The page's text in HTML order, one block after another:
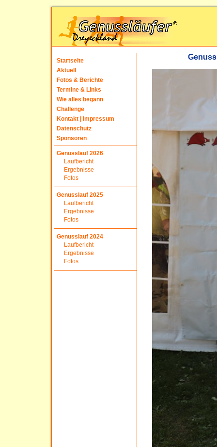
Startseite
Aktuell
Fotos & Berichte
Termine & Links
Wie alles begann
Challenge
Kontakt | Impressum
Datenschutz
Sponsoren
Genusslauf 2026
Laufbericht
Ergebnisse
Fotos
Genusslauf 2025
Laufbericht
Ergebnisse
Fotos
Genusslauf 2024
Laufbericht
Ergebnisse
Fotos